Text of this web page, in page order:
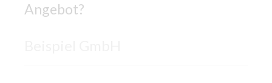
Angebot?